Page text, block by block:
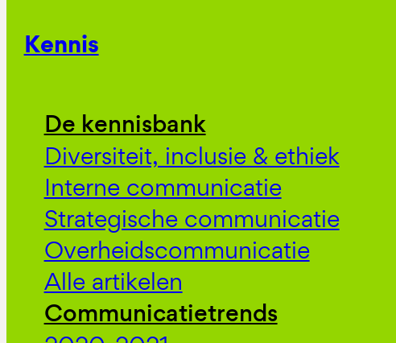
Kennis
De kennisbank
Diversiteit, inclusie & ethiek
Interne communicatie
Strategische communicatie
Overheidscommunicatie
Alle artikelen
Communicatietrends